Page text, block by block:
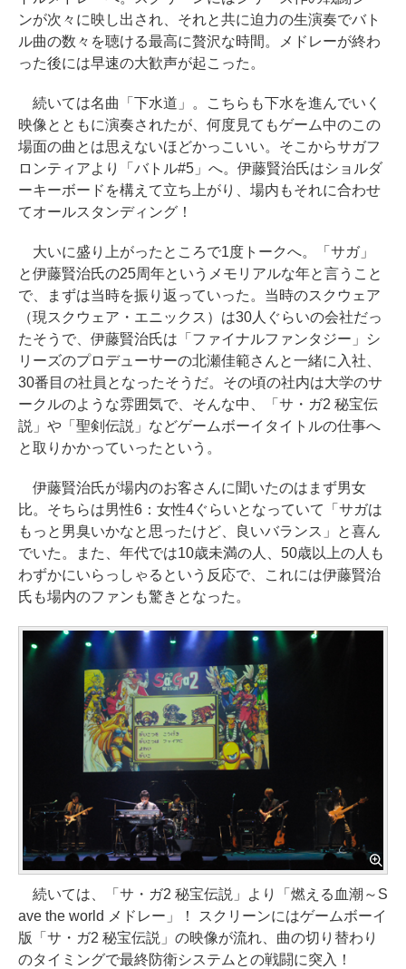
ンが次々に映し出され、それと共に迫力の生演奏でバト
ル曲の数々を聴ける最高に贅沢な時間。メドレーが終わ
った後には早速の大歓声が起こった。
続いては名曲「下水道」。こちらも下水を進んでいく
映像とともに演奏されたが、何度見てもゲーム中のこの
場面の曲とは思えないほどかっこいい。そこからサガフ
ロンティアより「バトル#5」へ。伊藤賢治氏はショルダ
ーキーボードを構えて立ち上がり、場内もそれに合わせ
てオールスタンディング！
大いに盛り上がったところで1度トークへ。「サガ」
と伊藤賢治氏の25周年というメモリアルな年と言うこと
で、まずは当時を振り返っていった。当時のスクウェア
（現スクウェア・エニックス）は30人ぐらいの会社だっ
たそうで、伊藤賢治氏は「ファイナルファンタジー」シ
リーズのプロデューサーの北瀬佳範さんと一緒に入社、
30番目の社員となったそうだ。その頃の社内は大学のサ
ークルのような雰囲気で、そんな中、「サ・ガ2 秘宝伝
説」や「聖剣伝説」などゲームボーイタイトルの仕事へ
と取りかかっていったという。
伊藤賢治氏が場内のお客さんに聞いたのはまず男女
比。そちらは男性6：女性4ぐらいとなっていて「サガは
もっと男臭いかなと思ったけど、良いバランス」と喜ん
でいた。また、年代では10歳未満の人、50歳以上の人も
わずかにいらっしゃるという反応で、これには伊藤賢治
氏も場内のファンも驚きとなった。
続いては、「サ・ガ2 秘宝伝説」より「燃える血潮～S
ave the world メドレー」！ スクリーンにはゲームボーイ
版「サ・ガ2 秘宝伝説」の映像が流れ、曲の切り替わり
のタイミングで最終防衛システムとの戦闘に突入！